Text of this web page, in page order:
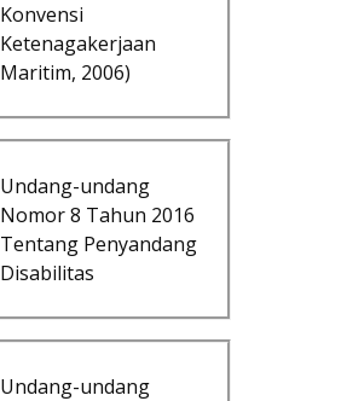
Konvensi
Ketenagakerjaan
Maritim, 2006)
Undang-undang
Nomor 8 Tahun 2016
Tentang Penyandang
Disabilitas
Undang-undang